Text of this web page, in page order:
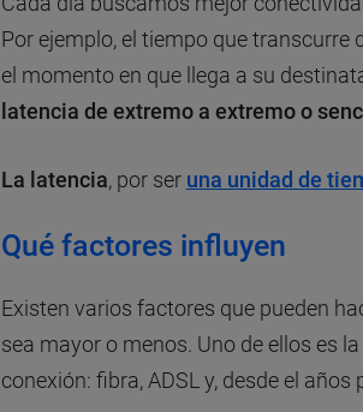
Por ejemplo, el tiempo que transcurre
el momento en que llega a su
latencia de extremo a extremo o
La latencia, por ser una unidad de
Qué factores influyen
Existen varios factores que pueden
sea mayor o menos. Uno de ellos es
conexión: fibra, ADSL y, desde el años